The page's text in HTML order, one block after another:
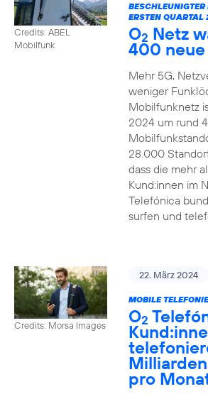
Credits: ABEL
Mobilfunk
ERSTEN QUARTAL
O2 Netz
400
Mehr 5G,
weniger
Mobilfunknetz
2024 um rund
28.000
dass die mehr
Kund:innen im
Telefónica
surfen und
Credits: Morsa Images
22. März 2024
MOBILE
O2
pro